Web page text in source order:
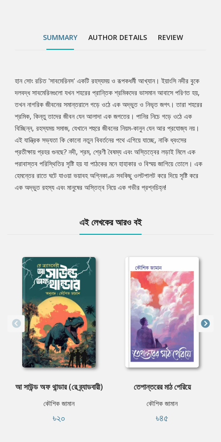
SUMMARY AUTHOR DETAILS REVIEW
Tab
Article
হান সোং রচিত 'সাবমেরিনস' একটি রহস্যময় ও রূপকধর্মী আখ্যান। ইয়াংসি নদীর বুকে
দলবদ্ধ সাবমেরিনগুলো যখন শহরের প্রান্তিক শ্রমিকদের ভাসমান আবাসে পরিণত হয়,
তখন নাগরিক জীবনের সমান্তরালে গড়ে ওঠে এক অদ্ভুত ও নিভৃত জগৎ। তারা শহরের
শ্রমিক, কিন্তু তাদের জীবন যেন আলাদা এক জগতের। পানির নিচে গড়ে ওঠে এক
বিচ্ছিন্ন, রহস্যময় সমাজ, যেখানে শহুরে জীবনের নিয়ম-কানুন যেন আর প্রযোজ্য নয়।
এই যান্ত্রিক সভ্যতা কি কোনো নতুন বিবর্তনের পথে এগিয়ে যাচ্ছে, নাকি ধ্বংসের
প্রতীক্ষায় প্রহর গুনছে? নদী, শ্রম, শ্রেণী বৈষম্য এবং অস্তিত্বের লড়াই মিলে এক
পরাবাস্তব পরিস্থিতির সৃষ্টি হয় যা পাঠকের মনে হাহাকার ও বিস্ময় জাগিয়ে তোলে। এক
হেমন্তের রাতে ঘটে যাওয়া ভয়াবহ অগ্নিকাণ্ড সবকিছু ওলটপালট করে দিয়ে সৃষ্টি করে
এক অদ্ভুত রহস্য এবং মানুষের অস্তিত্ব নিয়ে এক গভীর প্রশ্নচিহ্ন!
এই লেখকের আরও বই
আ সাউন্ড অফ থান্ডার (রে ব্র্যাডবারী)
কৌশিক জামান
৳২০
তেপান্তরের মাঠ পেরিয়ে
কৌশিক জামান
৳৪৫